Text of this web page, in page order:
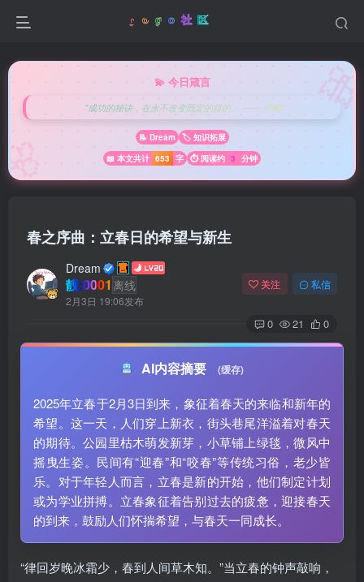
💫 今日箴言
"成功的秘诀，在永不改变既定的目的。 —— 卢梭"
📝 Dream
🏷️ 知识拓展
📖 本文共计 653 字 ⏱️ 阅读约 3 分钟
春之序曲：立春日的希望与新生
Dream
靓:0001 离线
2月3日 19:06发布
关注 私信
0 21 0
AI内容摘要 (缓存)
2025年立春于2月3日到来，象征着春天的来临和新年的
希望。这一天，人们穿上新衣，街头巷尾洋溢着对春天
的期待。公园里枯木萌发新芽，小草铺上绿毯，微风中
摇曳生姿。民间有“迎春”和“咬春”等传统习俗，老少皆
乐。对于年轻人而言，立春是新的开始，他们制定计划
或为学业拼搏。立春象征着告别过去的疲惫，迎接春天
的到来，鼓励人们怀揣希望，与春天一同成长。
“律回岁晚冰霜少，春到人间草木知。”当立春的钟声敲响，